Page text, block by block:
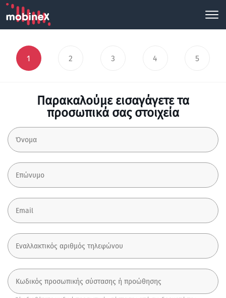
1 2 3 4 5
Παρακαλούμε εισαγάγετε τα
προσωπικά σας στοιχεία